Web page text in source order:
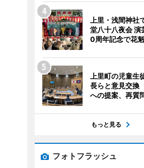
上里・浅間神社
堂八十八夜会
0周年記念で花
上里町の児童生
長らと意見交
への提案、再質
もっと見る
フォトフラッシュ